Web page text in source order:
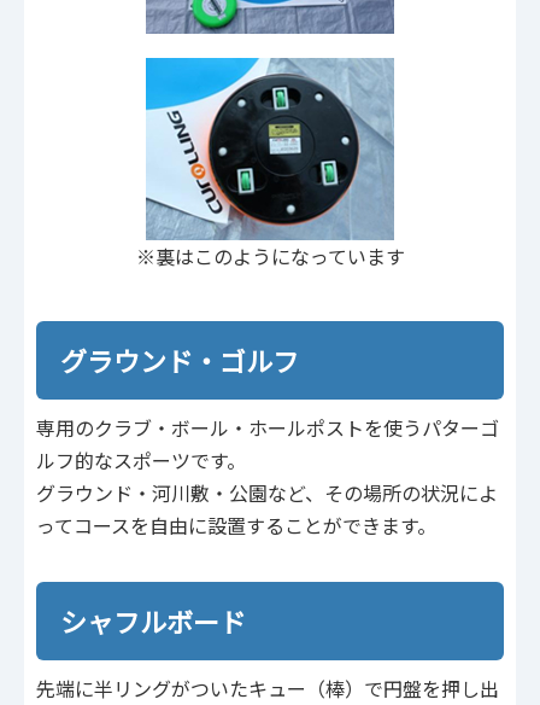
※裏はこのようになっています
グラウンド・ゴルフ
専用のクラブ・ボール・ホールポストを使うパターゴ
ルフ的なスポーツです。
グラウンド・河川敷・公園など、その場所の状況によ
ってコースを自由に設置することができます。
シャフルボード
先端に半リングがついたキュー（棒）で円盤を押し出